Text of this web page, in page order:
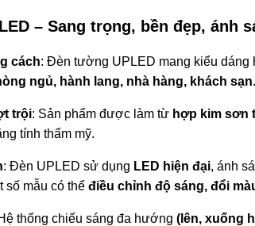
– Sang trọng, bền đẹp, ánh
cách: Đèn tường UPLED mang kiểu dáng
ngủ, hành lang, nhà hàng, khách sạn.
trội: Sản phẩm được làm từ hợp kim sơn
tính thẩm mỹ.
: Đèn UPLED sử dụng LED hiện đại, ánh
số mẫu có thể điều chỉnh độ sáng, đổi
thống chiếu sáng đa hướng (lên, xuống